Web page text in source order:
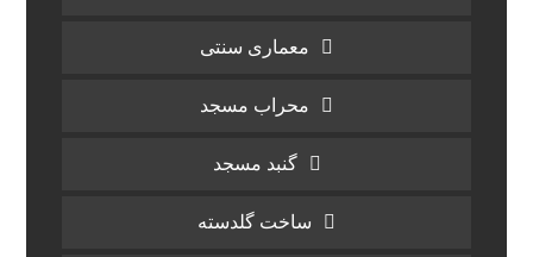
معماری سنتی
محراب مسجد
گنبد مسجد
ساخت گلدسته